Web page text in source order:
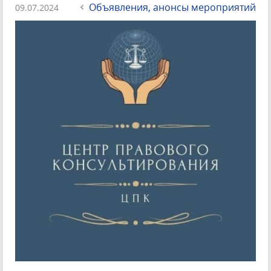
09.07.2024 Объявления, анонсы мероприятий